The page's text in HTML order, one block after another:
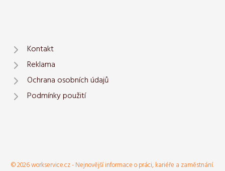
Kontakt
Reklama
Ochrana osobních údajů
Podmínky použití
© 2026 workservice.cz - Nejnovější informace o práci, kariéře a zaměstnání.